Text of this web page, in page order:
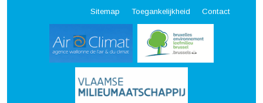
Sitemap Toegankelijkheid Contact